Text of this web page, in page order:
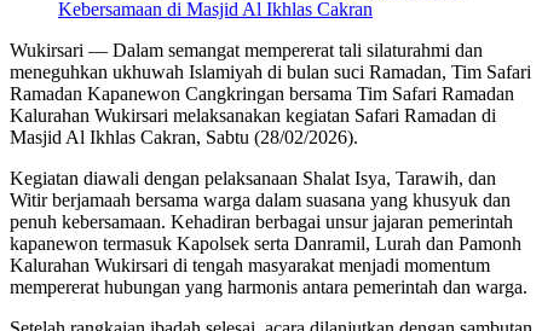
Wukirsari — Dalam semangat mempererat tali silaturahmi dan
meneguhkan ukhuwah Islamiyah di bulan suci Ramadan, Tim Safari
Ramadan Kapanewon Cangkringan bersama Tim Safari Ramadan
Kalurahan Wukirsari melaksanakan kegiatan Safari Ramadan di
Masjid Al Ikhlas Cakran, Sabtu (28/02/2026).
Kegiatan diawali dengan pelaksanaan Shalat Isya, Tarawih, dan
Witir berjamaah bersama warga dalam suasana yang khusyuk dan
penuh kebersamaan. Kehadiran berbagai unsur jajaran pemerintah
kapanewon termasuk Kapolsek serta Danramil, Lurah dan Pamonh
Kalurahan Wukirsari di tengah masyarakat menjadi momentum
mempererat hubungan yang harmonis antara pemerintah dan warga.